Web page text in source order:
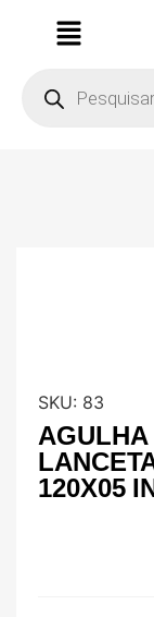
SKU: 83
AGULHA
120X05